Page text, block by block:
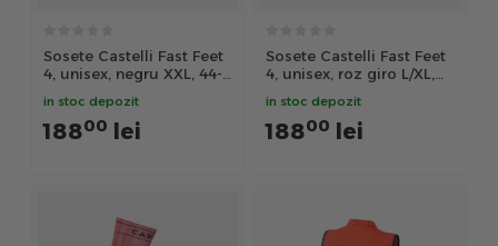
Sosete Castelli Fast Feet
4, unisex, negru XXL, 44-
in stoc depozit
18800 lei
Sosete Castelli Fast Feet
4, unisex, roz giro L/XL,
in stoc depozit
18800 lei